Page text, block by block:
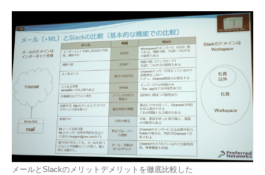
メールとSlackのメリットデメリットを徹底比較した